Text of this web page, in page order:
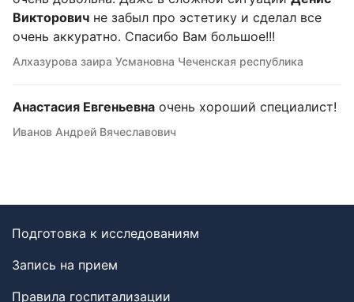
Викторович не забыл про эстетику и сделал все
очень аккуратно. Спасибо Вам большое!!!
Алхазурова заира Усмановна Чеченская республика
Анастасия Евгеньевна очень хороший специалист!
Иванов Андрей Вячеславович
Подготовка к исследованиям
Запись на прием
Правила госпитализации